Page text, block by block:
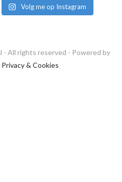
Volg me op Instagram
All rights reserved - Powered by
Privacy & Cookies